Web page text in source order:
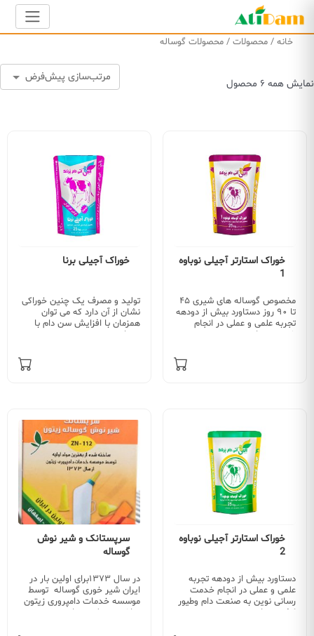
خانه / محصولات / محصولات گوساله
نمایش همه ۶ محصول
خوراک استارتر آجیلی نوباوه
1
مخصوص گوساله های شیری ۴۵
تا ۹۰ روز دستاورد بیش از دودهه
تجربه علمی و عملی در انجام
خدمت رسانی…
خوراک آجیلی برنا
تولید و مصرف یک چنین خوراکی
نشان از آن دارد که می توان
همزمان با افزایش سن دام با
مقدار…
خوراک استارتر آجیلی نوباوه
2
دستاورد بیش از دودهه تجربه
علمی و عملی در انجام خدمت
رسانی نوین به صنعت دام وطیور
کشور ٬ ما…
سرپستانک و شیر نوش
گوساله
در سال ۱۳۷۳برای اولین بار در
ایران شیر خوری گوساله توسط
موسسه خدمات دامپروری زیتون
ساخته و تولید و با…